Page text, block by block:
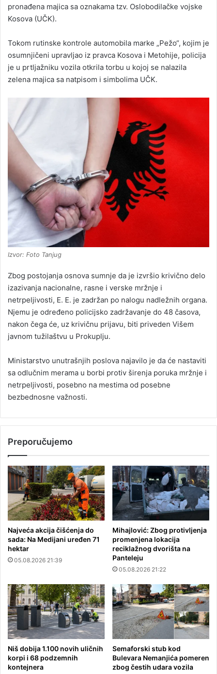
pronađena majica sa oznakama tzv. Oslobodilačke vojske
Kosova (UČK).
Tokom rutinske kontrole automobila marke „Pežo“, kojim je
osumnjičeni upravljao iz pravca Kosova i Metohije, policija
je u prtljažniku vozila otkrila torbu u kojoj se nalazila
zelena majica sa natpisom i simbolima UČK.
Izvor: Foto Tanjug
Zbog postojanja osnova sumnje da je izvršio krivično delo
izazivanja nacionalne, rasne i verske mržnje i
netrpeljivosti, E. E. je zadržan po nalogu nadležnih organa.
Njemu je određeno policijsko zadržavanje do 48 časova,
nakon čega će, uz krivičnu prijavu, biti priveden Višem
javnom tužilaštvu u Prokuplju.
Ministarstvo unutrašnjih poslova najavilo je da će nastaviti
sa odlučnim merama u borbi protiv širenja poruka mržnje i
netrpeljivosti, posebno na mestima od posebne
bezbednosne važnosti.
Preporučujemo
Najveća akcija čišćenja do
sada: Na Medijani uređen 71
hektar
05.08.2026 21:39
Mihajlović: Zbog protivljenja
promenjena lokacija
reciklažnog dvorišta na
Panteleju
05.08.2026 21:22
Niš dobija 1.100 novih uličnih
korpi i 68 podzemnih
kontejnera
Semaforski stub kod
Bulevara Nemanjića pomeren
zbog čestih udara vozila